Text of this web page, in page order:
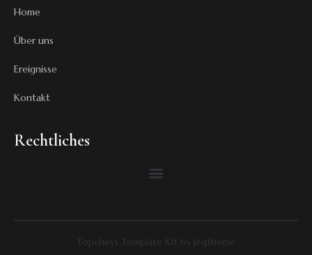
Home
Über uns
Ereignisse
Kontakt
Rechtliches
Topchess Template Kit by Jegtheme